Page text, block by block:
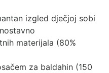
izgled dječjoj sobi
materijala (80%
za baldahin (150